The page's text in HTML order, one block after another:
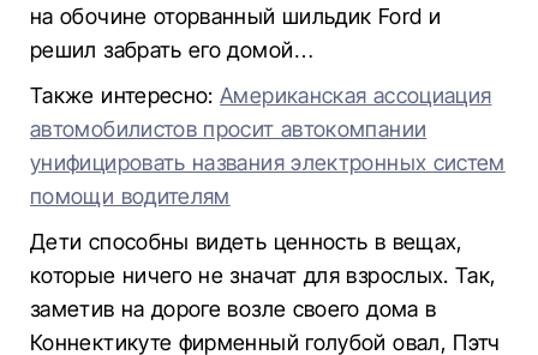
на обочине оторванный шильдик Ford и
решил забрать его домой…
Также интересно:Американская ассоциация
автомобилистов просит автокомпании
унифицировать названия электронных систем
помощи водителям
Дети способны видеть ценность в вещах,
которые ничего не значат для взрослых. Так,
заметив на дороге возле своего дома в
Коннектикуте фирменный голубой овал, Пэтч